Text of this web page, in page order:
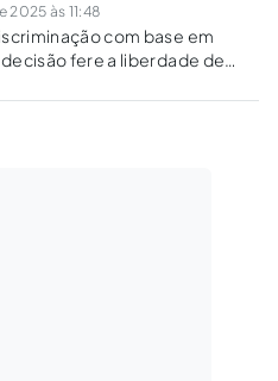
às 11:48
com base em
fere a liberdade de